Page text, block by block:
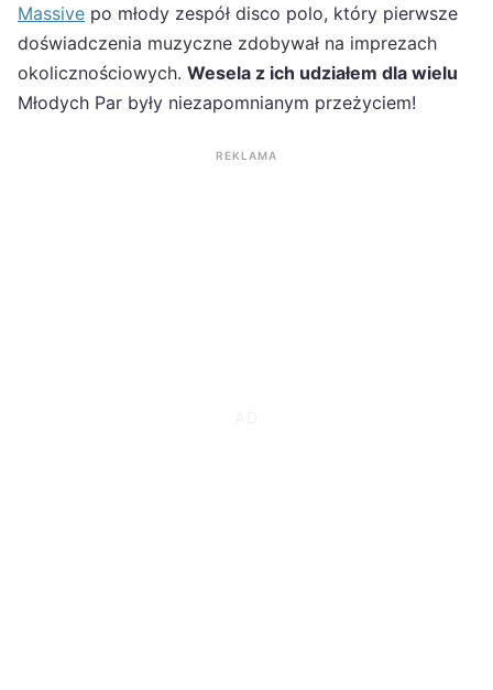
Massive po młody zespół disco polo, który pierwsze
doświadczenia muzyczne zdobywał na imprezach
okolicznościowych. Wesela z ich udziałem dla wielu
Młodych Par były niezapomnianym przeżyciem!
REKLAMA